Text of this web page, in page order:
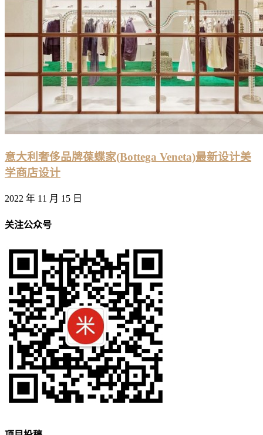
意大利奢侈品牌葆蝶家(Bottega Veneta)最新设计美
学商店设计
2022 年 11 月 15 日
关注公众号